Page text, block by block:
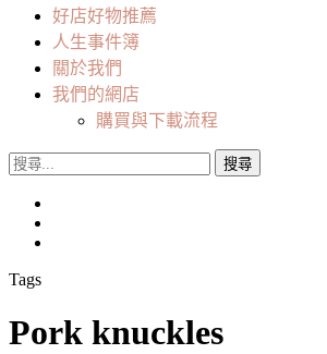
好店好物推薦
人生事件簿
關於我們
我們的網店
購買與下載流程
搜
Tags
Pork knuckles